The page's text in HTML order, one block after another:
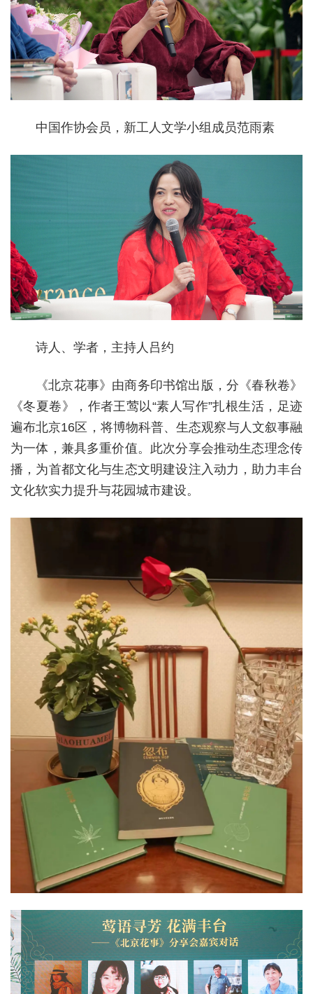
中国作协会员，新工人文学小组成员范雨素
诗人、学者，主持人吕约
《北京花事》由商务印书馆出版，分《春秋卷》
《冬夏卷》，作者王莺以“素人写作”扎根生活，足迹
遍布北京16区，将博物科普、生态观察与人文叙事融
为一体，兼具多重价值。此次分享会推动生态理念传
播，为首都文化与生态文明建设注入动力，助力丰台
文化软实力提升与花园城市建设。